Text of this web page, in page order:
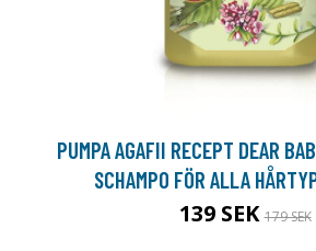
PUMPA AGAFII RECEPT DEAR
SCHAMPO FÖR ALLA
139 SEK179 SEK